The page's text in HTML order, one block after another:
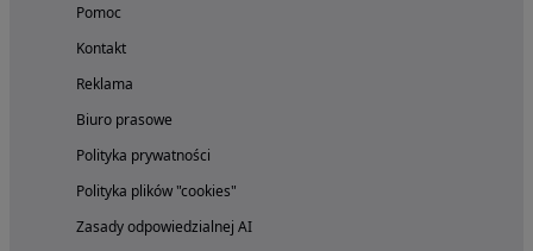
Pomoc
Kontakt
Reklama
Biuro prasowe
Polityka prywatności
Polityka plików "cookies"
Zasady odpowiedzialnej AI